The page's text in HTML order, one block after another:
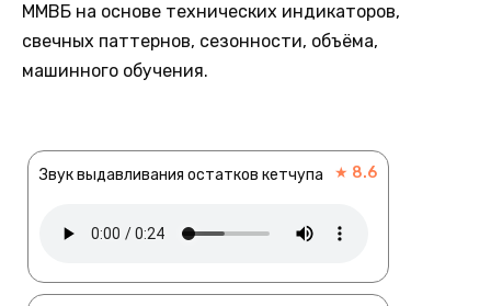
ММВБ на основе технических индикаторов,
свечных паттернов, сезонности, объёма,
машинного обучения.
Звук выдавливания остатков кетчупа ★ 8.6